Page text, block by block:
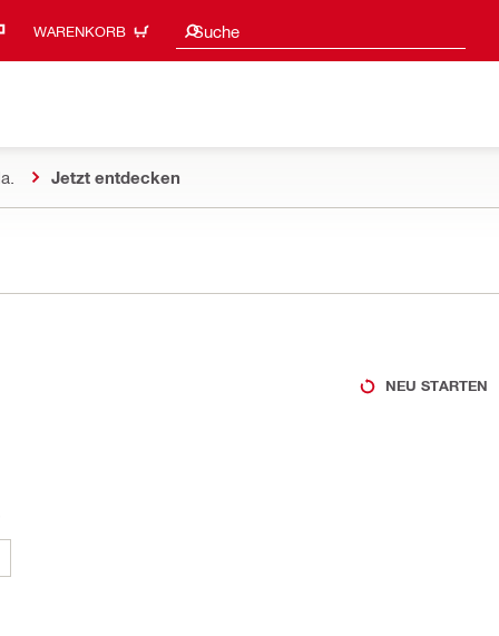
WARENKORB Suche
Suchvorschläge
Jetzt entdecken
NEU STARTEN